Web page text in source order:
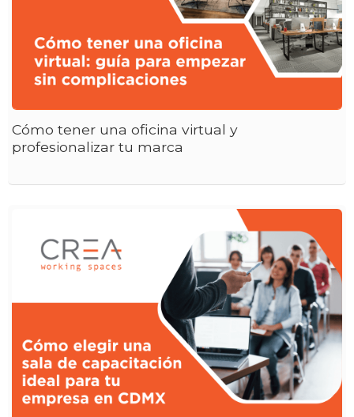
Cómo tener una oficina virtual y
profesionalizar tu marca